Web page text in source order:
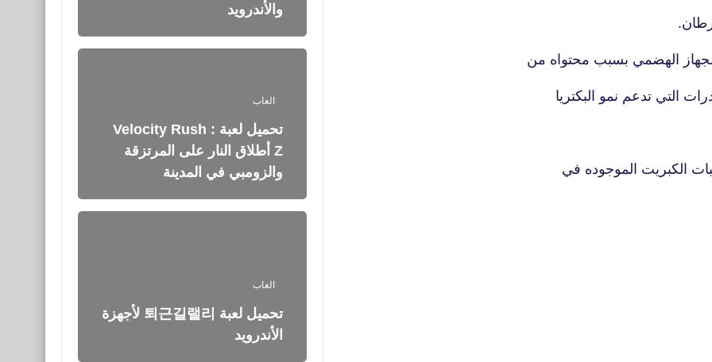
الجهاز الهضمي بسبب محتواه من
التي تدعم نمو البكتريا
الكبريت الموجوده في
والأندرويد
العاب
تحميل لعبة Velocity Rush :
Z‏ أطلاق النار على المرتزقة
والزومبي في المدينة
العاب
تحميل لعبة 퇴근길랠리 لأجهزة
الأندرويد